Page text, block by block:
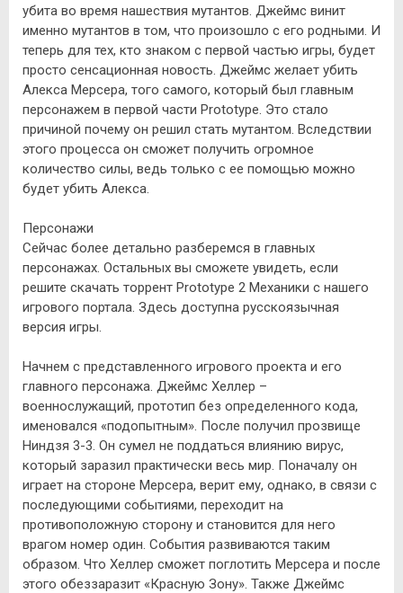
убита во время нашествия мутантов. Джеймс винит
именно мутантов в том, что произошло с его родными. И
теперь для тех, кто знаком с первой частью игры, будет
просто сенсационная новость. Джеймс желает убить
Алекса Мерсера, того самого, который был главным
персонажем в первой части Prototype. Это стало
причиной почему он решил стать мутантом. Вследствии
этого процесса он сможет получить огромное
количество силы, ведь только с ее помощью можно
будет убить Алекса.
Персонажи
Сейчас более детально разберемся в главных
персонажах. Остальных вы сможете увидеть, если
решите скачать торрент Prototype 2 Механики с нашего
игрового портала. Здесь доступна русскоязычная
версия игры.
Начнем с представленного игрового проекта и его
главного персонажа. Джеймс Хеллер –
военнослужащий, прототип без определенного кода,
именовался «подопытным». После получил прозвище
Ниндзя 3-3. Он сумел не поддаться влиянию вирус,
который заразил практически весь мир. Поначалу он
играет на стороне Мерсера, верит ему, однако, в связи с
последующими событиями, переходит на
противоположную сторону и становится для него
врагом номер один. События развиваются таким
образом. Что Хеллер сможет поглотить Мерсера и после
этого обеззаразит «Красную Зону». Также Джеймс